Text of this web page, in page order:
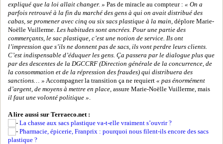
expliqué que la loi allait changer. » Pas de miracle au compteur : « On a
parfois retrouvé à la fin du marché des gens à qui on avait distribué des
cabas, se promener avec cinq ou six sacs plastique à la main, déplore Marie-
Noëlle Vuillerme. Les habitudes sont ancrées. Pour une partie des
commerçants, le sac plastique, c’est une notion de service. Ils ont
l’impression que s’ils ne donnent pas de sacs, ils vont perdre leurs clients.
C’est indispensable d’éduquer les gens. Ça passera par le dialogue plus que
par des descentes de la DGCCRF (Direction générale de la concurrence, de
la consommation et de la répression des fraudes) qui distribuera des
sanctions… » Accompagner la transition ça ne requiert « pas énormément
d’argent, de moyens à mettre en place, assure Marie-Noëlle Vuillerme, mais
il faut une volonté politique »
A lire aussi sur Terraeco.net :
La chasse aux sacs plastique va-t-elle vraiment s’ouvrir ?
Pharmacie, épicerie, Franprix : pourquoi nous filent-ils encore des sacs
plastique ?